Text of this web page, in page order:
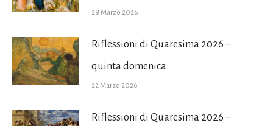
28 Marzo 2026
Riflessioni di Quaresima 2026 –
quinta domenica
22 Marzo 2026
Riflessioni di Quaresima 2026 –